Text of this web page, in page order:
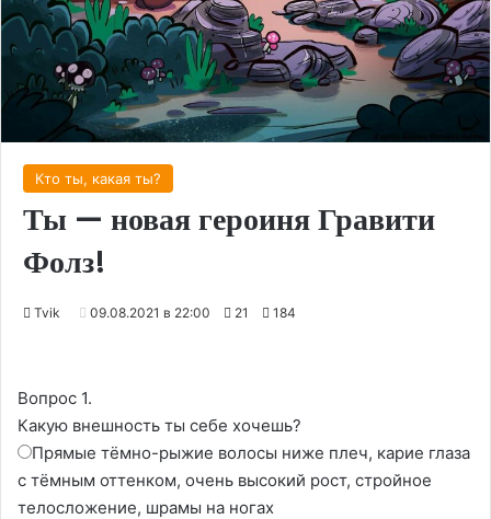
Кто ты, какая ты?
Ты — новая героиня Гравити
Фолз!
Tvik 09.08.2021 в 22:00 21 184
Вопрос 1.
Какую внешность ты себе хочешь?
Прямые тёмно-рыжие волосы ниже плеч, карие глаза
с тёмным оттенком, очень высокий рост, стройное
телосложение, шрамы на ногах